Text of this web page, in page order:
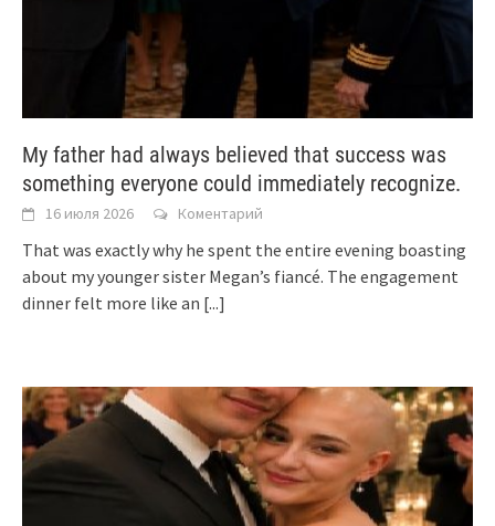
My father had always believed that success was
something everyone could immediately recognize.
16 июля 2026 Коментарий
That was exactly why he spent the entire evening boasting
about my younger sister Megan’s fiancé. The engagement
dinner felt more like an [...]